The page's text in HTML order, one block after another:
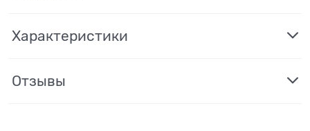
Характеристики
Отзывы